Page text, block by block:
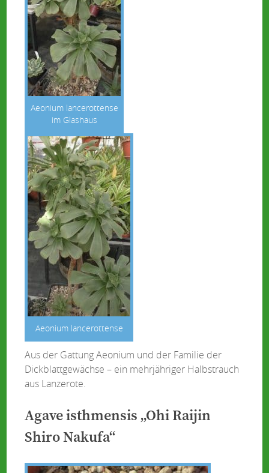
Aeonium lancerottense
im Glashaus
Aeonium lancerottense
Aus der Gattung Aeonium und der Familie der
Dickblattgewächse – ein mehrjähriger Halbstrauch
aus Lanzerote.
Agave isthmensis „Ohi Raijin
Shiro Nakufa“